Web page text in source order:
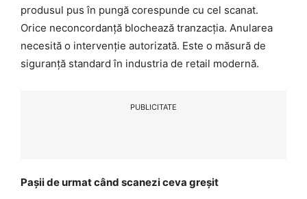
produsul pus în pungă corespunde cu cel scanat.
Orice neconcordanță blochează tranzacția. Anularea
necesită o intervenție autorizată. Este o măsură de
siguranță standard în industria de retail modernă.
PUBLICITATE
Pașii de urmat când scanezi ceva greșit